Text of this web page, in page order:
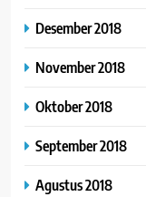
Desember 2018
November 2018
Oktober 2018
September 2018
Agustus 2018